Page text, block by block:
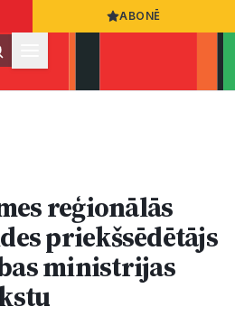
ABONĒ
reģionālās
priekšsēdētājs
ministrijas